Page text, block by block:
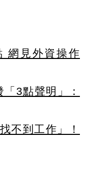
網見外資操作
3點聲明」：
不到工作」！